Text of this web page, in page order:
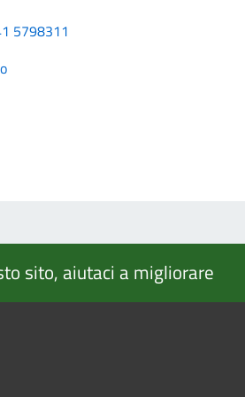
5798311
sito, aiutaci a migliorare